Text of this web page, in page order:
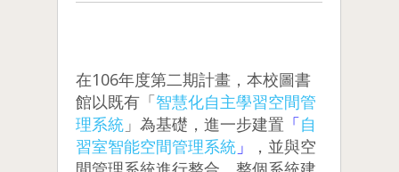
在106年度第二期計畫，本校圖書
館以既有「智慧化自主學習空間管
理系統 」為基礎，進一步建置 「自
習室智能空間管理系統 」
，並與空